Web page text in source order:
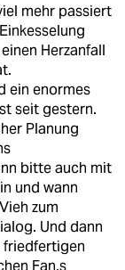
mehr passiert
Herzanfall
ein enormes
seit gestern.
Planung
bitte auch mit
und wann
zum
Und dann
friedfertigen
Fan,s